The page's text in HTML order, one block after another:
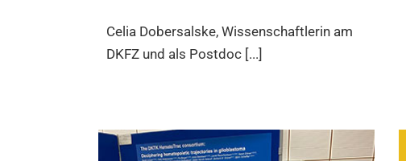
Celia Dobersalske, Wissenschaftlerin am
DKFZ und als Postdoc [...]